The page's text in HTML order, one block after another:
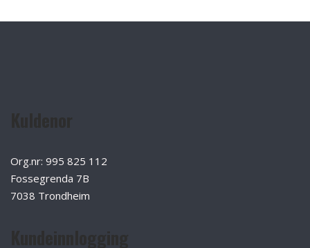
Org.nr: 995 825 112
Fossegrenda 7B
7038 Trondheim